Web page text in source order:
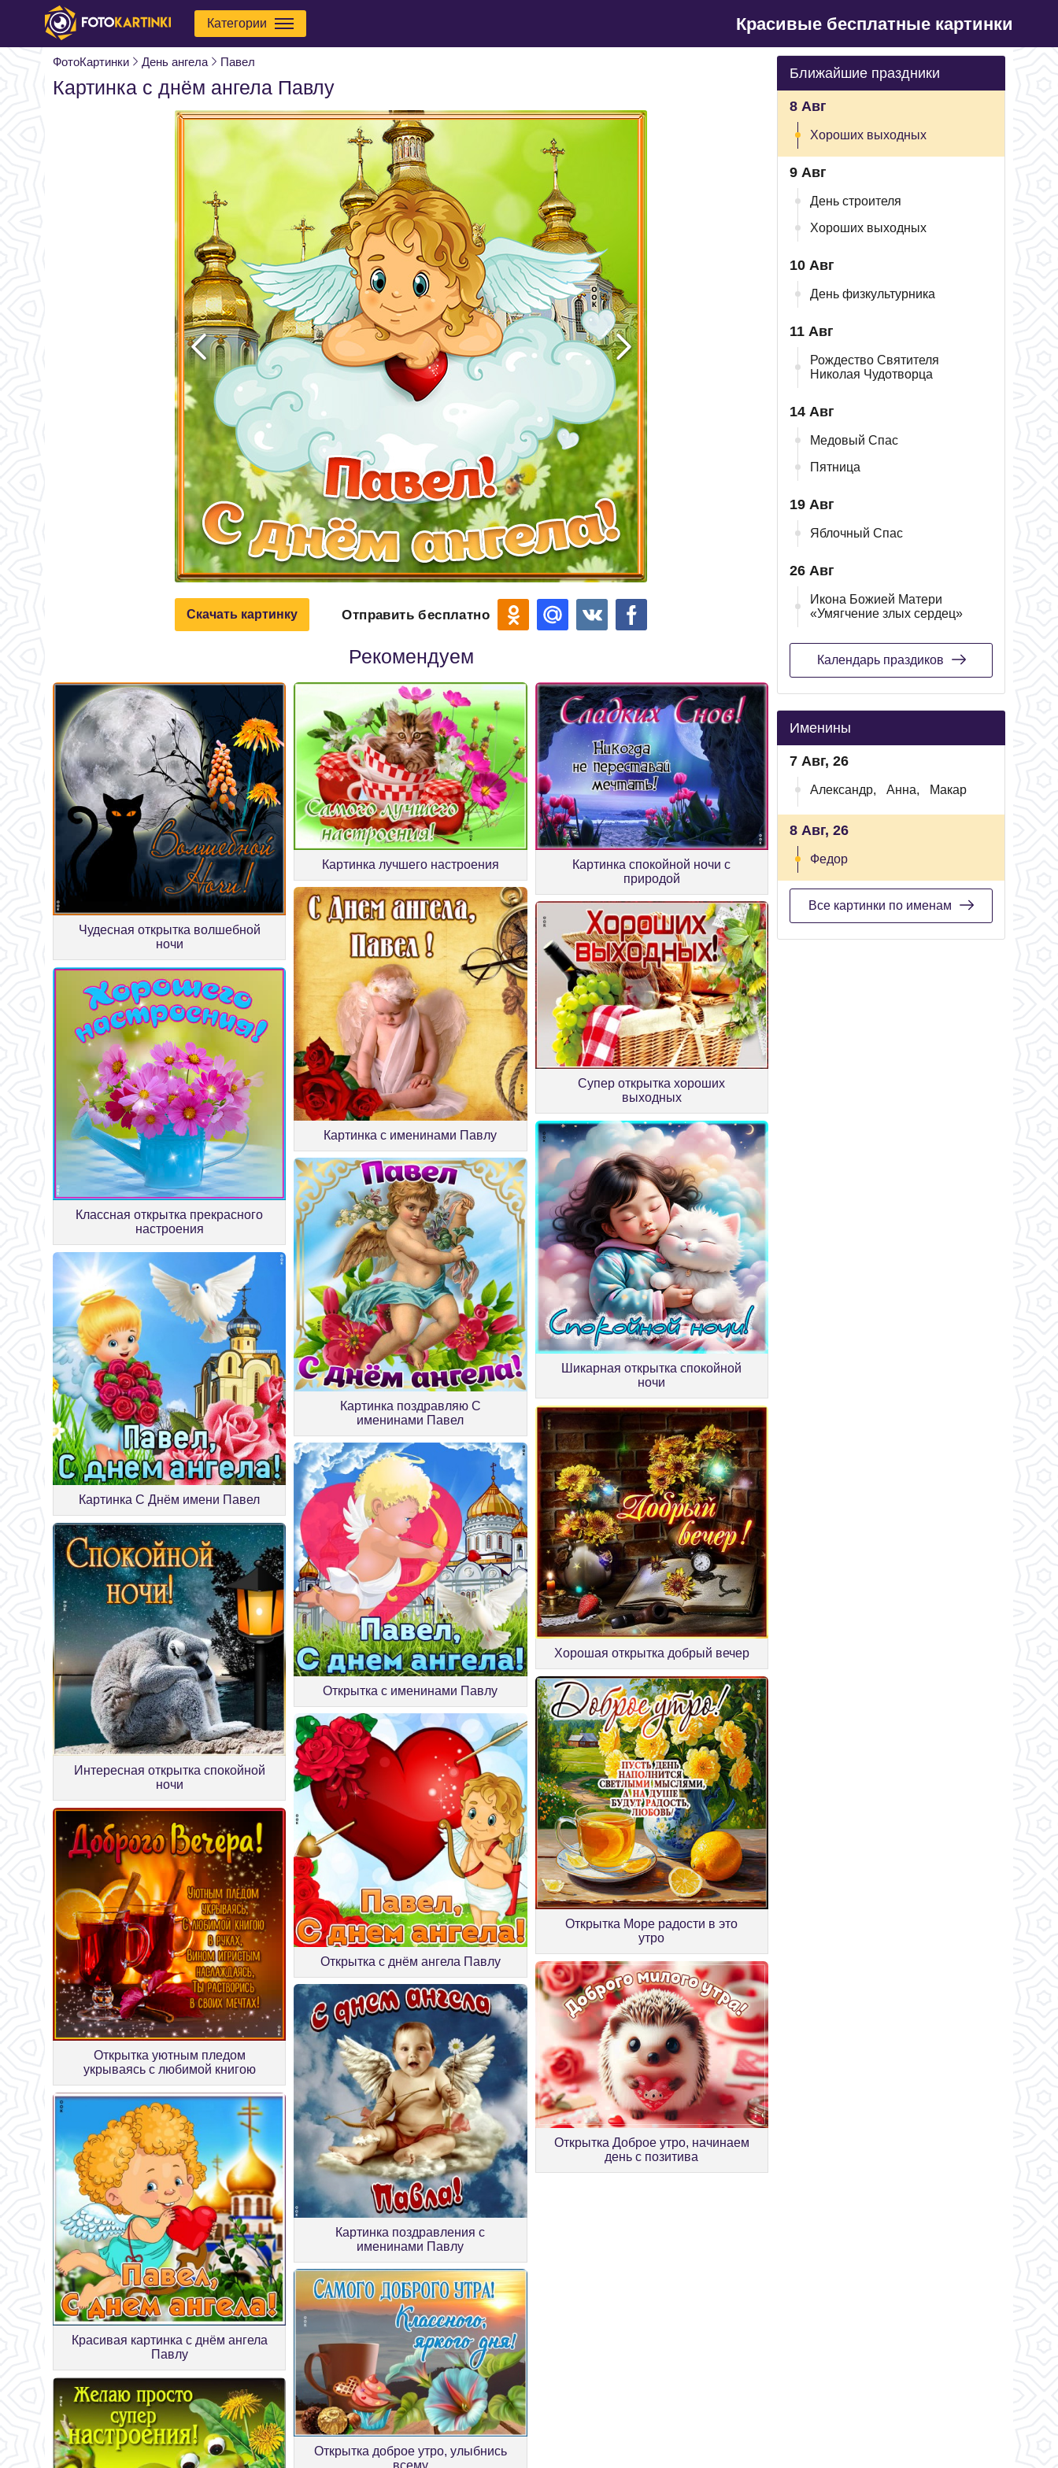
Категории Красивые бесплатные картинки
ФотоКартинки День ангела Павел
Картинка с днём ангела Павлу
Скачать картинку Отправить бесплатно
Рекомендуем
Чудесная открытка волшебной
ночи
Картинка лучшего настроения
Картинка спокойной ночи с
природой
Классная открытка прекрасного
настроения
Картинка с именинами Павлу
Супер открытка хороших
выходных
Картинка С Днём имени Павел
Картинка поздравляю С
именинами Павел
Шикарная открытка спокойной
ночи
Интересная открытка спокойной
ночи
Открытка с именинами Павлу
Хорошая открытка добрый вечер
Открытка уютным пледом
укрываясь с любимой книгою
Открытка с днём ангела Павлу
Открытка Море радости в это
утро
Красивая картинка с днём ангела
Павлу
Картинка поздравления с
именинами Павлу
Открытка Доброе утро, начинаем
день с позитива
Открытка доброе утро, улыбнись
всему
Ближайшие праздники
8 Авг
Хороших выходных
9 Авг
День строителя
Хороших выходных
10 Авг
День физкультурника
11 Авг
Рождество Святителя
Николая Чудотворца
14 Авг
Медовый Спас
Пятница
19 Авг
Яблочный Спас
26 Авг
Икона Божией Матери
«Умягчение злых сердец»
Календарь праздиков
Именины
7 Авг, 26
Александр, Анна, Макар
8 Авг, 26
Федор
Все картинки по именам